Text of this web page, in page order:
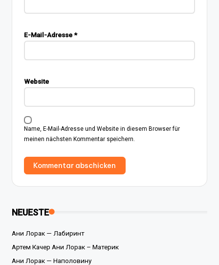
E-Mail-Adresse*
Website
Name, E-Mail-Adresse und Website in diesem Browser für
meinen nächsten Kommentar speichern.
NEUESTE
Ани Лорак — Лабиринт
Артем Качер Ани Лорак – Материк
Ани Лорак — Наполовину